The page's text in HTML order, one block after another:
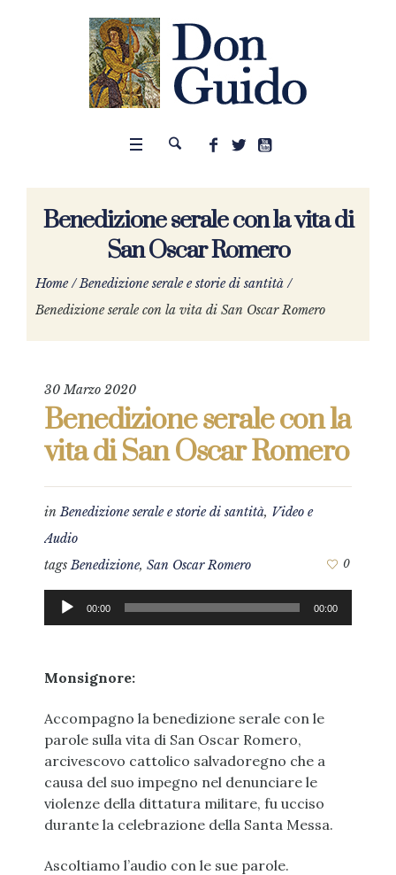
Benedizione serale con la vita di
San Oscar Romero
Home /Benedizione serale e storie di santità /
Benedizione serale con la vita di San Oscar Romero
30 Marzo 2020
Benedizione serale con la
vita di San Oscar Romero
inBenedizione serale e storie di santità, Video e
Audio
tagsBenedizione, San Oscar Romero 0
Audio
Player
00:00 00:00
Monsignore:
Accompagno la benedizione serale con le
parole sulla vita di San Oscar Romero,
arcivescovo cattolico salvadoregno che a
causa del suo impegno nel denunciare le
violenze della dittatura militare, fu ucciso
durante la celebrazione della Santa Messa.
Ascoltiamo l’audio con le sue parole.